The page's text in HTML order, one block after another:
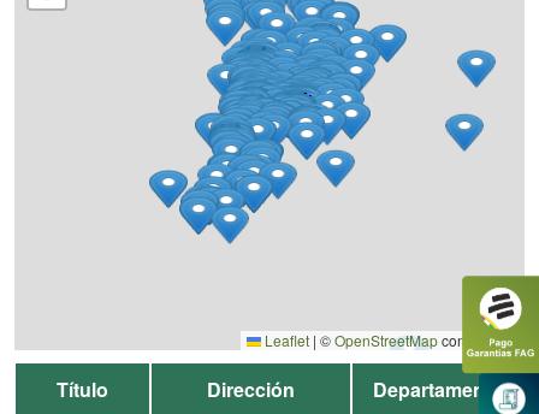
Leaflet | ©OpenStreetMapcontributors
Título Dirección Departamento